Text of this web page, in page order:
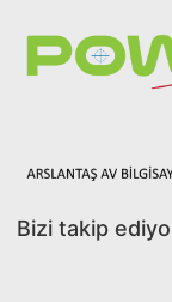
Bizi takip